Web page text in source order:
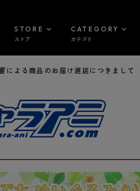
STORE
ストア
CATEGORY
カテゴリ
よる商品のお届け遅延につきまして